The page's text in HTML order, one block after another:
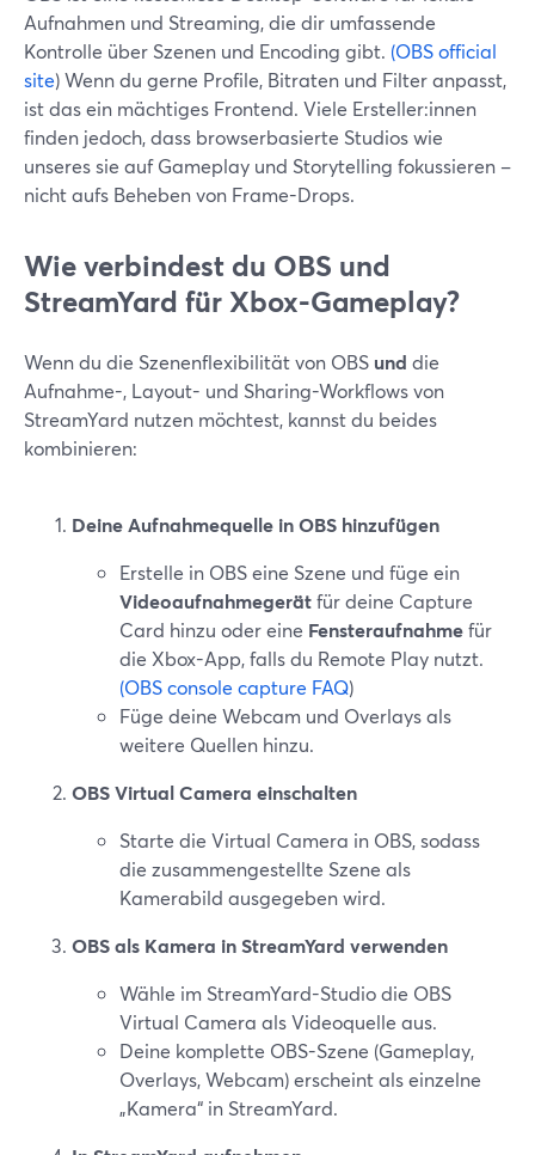
Aufnahmen und Streaming, die dir umfassende
Kontrolle über Szenen und Encoding gibt. (OBS official
site) Wenn du gerne Profile, Bitraten und Filter anpasst,
ist das ein mächtiges Frontend. Viele Ersteller:innen
finden jedoch, dass browserbasierte Studios wie
unseres sie auf Gameplay und Storytelling fokussieren –
nicht aufs Beheben von Frame-Drops.
Wie verbindest du OBS und
StreamYard für Xbox-Gameplay?
Wenn du die Szenenflexibilität von OBS und die
Aufnahme-, Layout- und Sharing-Workflows von
StreamYard nutzen möchtest, kannst du beides
kombinieren:
Deine Aufnahmequelle in OBS hinzufügen
Erstelle in OBS eine Szene und füge ein
Videoaufnahmegerätfür deine Capture
Card hinzu oder eine Fensteraufnahmefür
die Xbox-App, falls du Remote Play nutzt.
(OBS console capture FAQ)
Füge deine Webcam und Overlays als
weitere Quellen hinzu.
OBS Virtual Camera einschalten
Starte die Virtual Camera in OBS, sodass
die zusammengestellte Szene als
Kamerabild ausgegeben wird.
OBS als Kamera in StreamYard verwenden
Wähle im StreamYard-Studio die OBS
Virtual Camera als Videoquelle aus.
Deine komplette OBS-Szene (Gameplay,
Overlays, Webcam) erscheint als einzelne
„Kamera“ in StreamYard.